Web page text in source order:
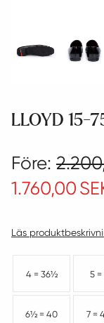
LLOYD 15-
Före:
1.760,00
Läs
4 = 36½ 5 =
6½ = 40 7 =